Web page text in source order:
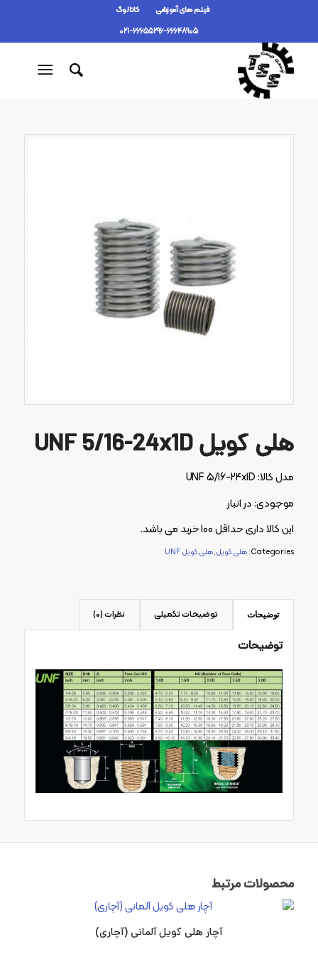
فیلم های آموزشی
کاتالوگ
021-66655296-66648905
هلی کویل UNF 5/16-24x1D
مدل کالا: UNF 5/16-24x1D
موجودی: در انبار
این کالا داری حداقل 100 خرید می باشد.
Categories: هلی کویل,هلی کویل UNF
توضیحات توضیحات تکمیلی نظرات (0)
توضیحات
محصولات مرتبط
آچار هلی کویل آلمانی (آچاری)